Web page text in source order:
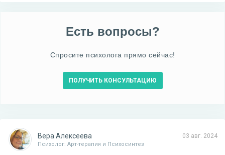
Есть вопросы?
Спросите психолога прямо сейчас!
ПОЛУЧИТЬ КОНСУЛЬТАЦИЮ
03 авг. 2024
Вера Алексеева
Психолог: Арт-терапия и Психосинтез